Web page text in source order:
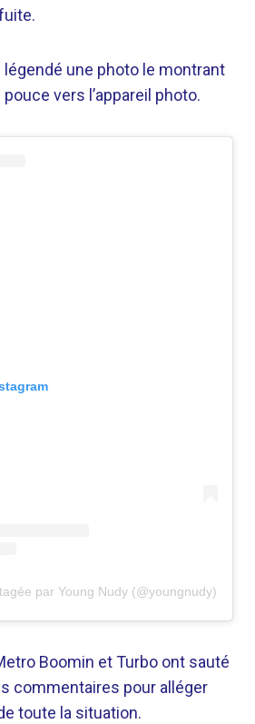
légendé une photo le montrant
vers l’appareil photo.
par Young Nudy (@youngnudy)
Boomin et Turbo ont sauté
commentaires pour alléger
toute la situation.